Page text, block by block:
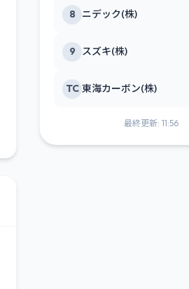
8 ニデック(株)
9 スズキ(株)
TC 東海カーボン(株)
最終更新: 11:56